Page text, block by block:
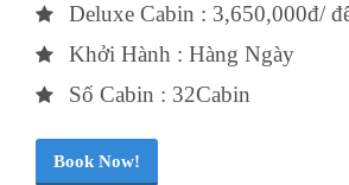
Deluxe Cabin : 3,650,000đ/
Khởi Hành : Hàng Ngày
Số Cabin : 32Cabin
Book Now!